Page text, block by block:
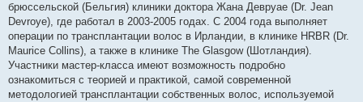
брюссельской (Бельгия) клиники доктора Жана Девруае (Dr. Jean
Devroye), где работал в 2003-2005 годах. С 2004 года выполняет
операции по трансплантации волос в Ирландии, в клинике HRBR (Dr.
Maurice Collins), а также в клинике The Glasgow (Шотландия).
Участники мастер-класса имеют возможность подробно
ознакомиться с теорией и практикой, самой современной
методологией трансплантации собственных волос, используемой